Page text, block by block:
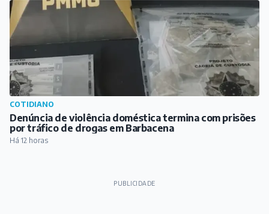
COTIDIANO
Denúncia de violência doméstica termina com prisões
por tráfico de drogas em Barbacena
Há 12 horas
PUBLICIDADE